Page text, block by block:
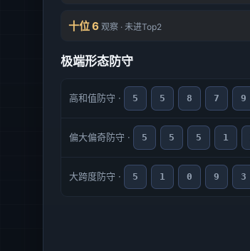
十位 6 观察 · 未进Top2
极端形态防守
高和值防守 · 5 5 8 7 9
偏大偏奇防守 · 5 5 5 1
大跨度防守 · 5 1 0 9 3